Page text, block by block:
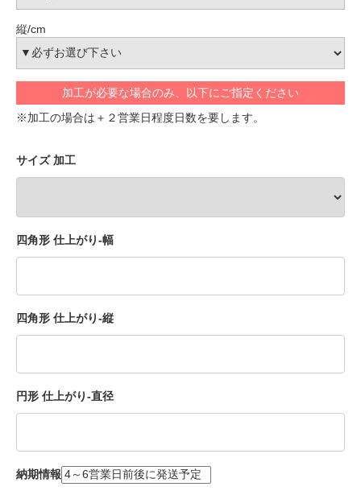
縦/cm
加工が必要な場合のみ、以下にご指定ください
※加工の場合は＋２営業日程度日数を要します。
サイズ 加工
四角形 仕上がり-幅
四角形 仕上がり-縦
円形 仕上がり-直径
納期情報